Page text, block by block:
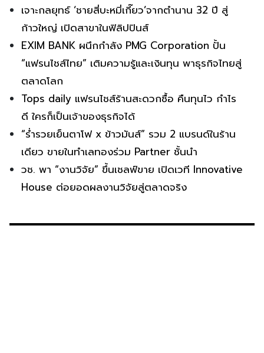
เจาะกลยุทธ์ ‘ชายสี่บะหมี่เกี๊ยว’จากตำนาน 32 ปี สู่
ก้าวใหญ่ เปิดสาขาในฟิลิปปินส์
EXIM BANK ผนึกกำลัง PMG Corporation ปั้น
“แฟรนไชส์ไทย” เติมความรู้และเงินทุน พาธุรกิจไทยสู่
ตลาดโลก
Tops daily แฟรนไชส์ร้านสะดวกซื้อ คืนทุนไว กำไร
ดี ใครก็เป็นเจ้าของธุรกิจได้
“ร่ำรวยเย็นตาโฟ x ข้าวมันส์” รวม 2 แบรนด์ในร้าน
เดียว ขายในทำเลทองร่วม Partner ชั้นนำ
วช. พา “งานวิจัย” ขึ้นเชลฟ์ขาย เปิดเวที Innovative
House ต่อยอดผลงานวิจัยสู่ตลาดจริง